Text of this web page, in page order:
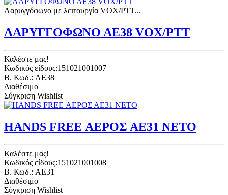
Λαρυγγόφωνο με λειτουργία VOX/PTT...
ΛΑΡΥΓΓΟΦΩΝΟ ΑΕ38 VOX/PTT
Καλέστε μας!
Κωδικός είδους:151021001007
B. Κωδ.: AE38
Διαθέσιμο
Σύγκριση Wishlist
HANDS FREE ΑΕΡΟΣ ΑΕ31 ΝΕΤΟ
Καλέστε μας!
Κωδικός είδους:151021001008
B. Κωδ.: AE31
Διαθέσιμο
Σύγκριση Wishlist